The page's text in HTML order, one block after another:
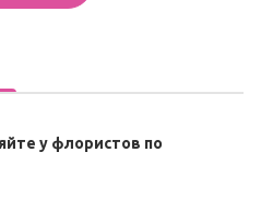
у флористов по